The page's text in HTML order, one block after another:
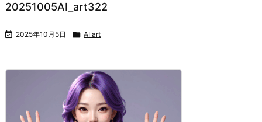
20251005AI_art322
 2025年10月5日  AI art